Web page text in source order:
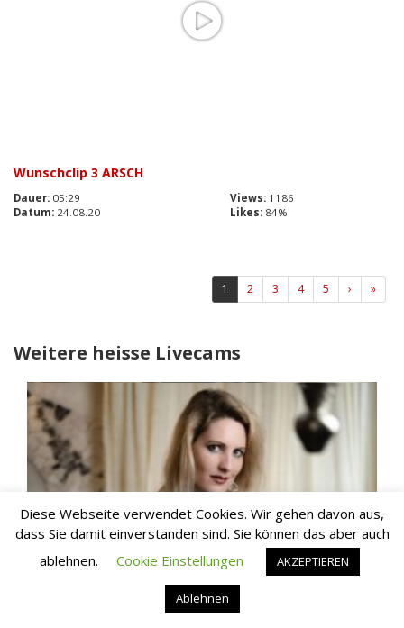
Wunschclip 3 ARSCH
Dauer: 05:29 Views: 1186
Datum: 24.08.20 Likes: 84%
1 (aktuell)
2 3 4 5 › »
Weitere heisse Livecams
Diese Webseite verwendet Cookies. Wir gehen davon aus,
dass Sie damit einverstanden sind. Sie können das aber auch
ablehnen.
Cookie Einstellungen AKZEPTIEREN
Ablehnen